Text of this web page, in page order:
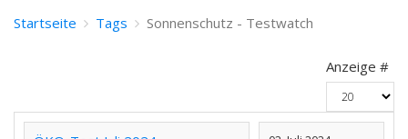
Startseite Tags Sonnenschutz - Testwatch
Anzeige #